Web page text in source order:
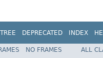
TREE DEPRECATED INDEX
NO FRAMES
ALL